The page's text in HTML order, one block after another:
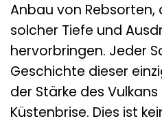
Anbau von Rebsorten,
solcher Tiefe und
hervorbringen. Jeder
Geschichte dieser
der Stärke des
Küstenbrise. Dies ist